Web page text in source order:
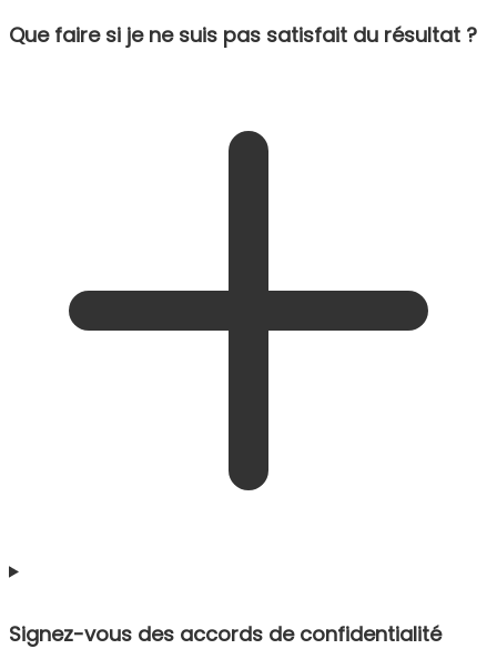
Que faire si je ne suis pas satisfait du résultat ?
Signez-vous des accords de confidentialité